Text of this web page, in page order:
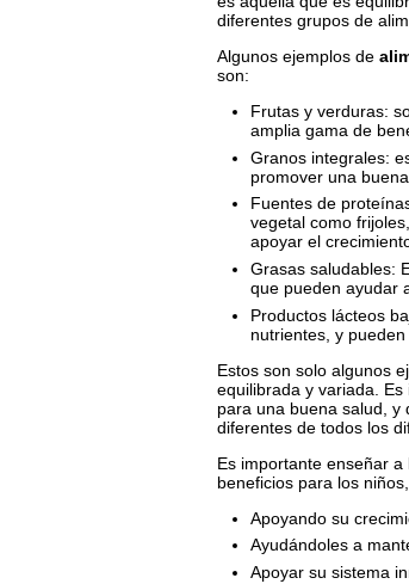
diferentes grupos de
Algunos ejemplos de
son:
Frutas y verduras:
amplia gama de
Granos integrales:
promover una
Fuentes de
vegetal como
apoyar el
Grasas saludables:
que pueden ayudar
Productos lácteos
nutrientes, y
Estos son solo algunos
equilibrada y variada.
para una buena salud, y
diferentes de todos los
Es importante enseñar
beneficios para los
Apoyando su
Ayudándoles a
Apoyar su sistema